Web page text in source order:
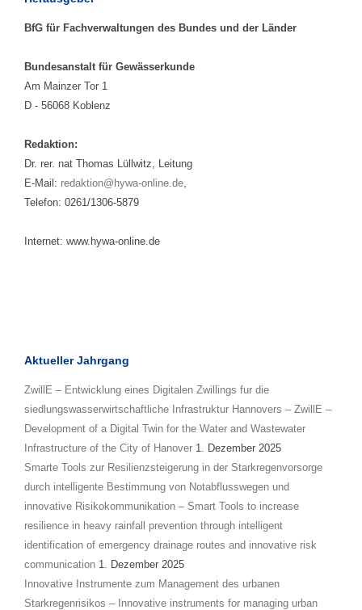
BfG für Fachverwaltungen des Bundes und der Länder
Bundesanstalt für Gewässerkunde
Am Mainzer Tor 1
D - 56068 Koblenz
Redaktion:
Dr. rer. nat Thomas Lüllwitz, Leitung
E-Mail: redaktion@hywa-online.de
Telefon: 0261/1306-5879
Internet: www.hywa-online.de
Aktueller Jahrgang
ZwillE – Entwicklung eines Digitalen Zwillings fur die
siedlungswasserwirtschaftliche Infrastruktur Hannovers – ZwillE –
Development of a Digital Twin for the Water and Wastewater
Infrastructure of the City of Hanover 1. Dezember 2025
Smarte Tools zur Resilienzsteigerung in der Starkregenvorsorge
durch intelligente Bestimmung von Notabflusswegen und
innovative Risikokommunikation – Smart Tools to increase
resilience in heavy rainfall prevention through intelligent
identification of emergency drainage routes and innovative risk
communication 1. Dezember 2025
Innovative Instrumente zum Management des urbanen
Starkregenrisikos – Innovative instruments for managing urban